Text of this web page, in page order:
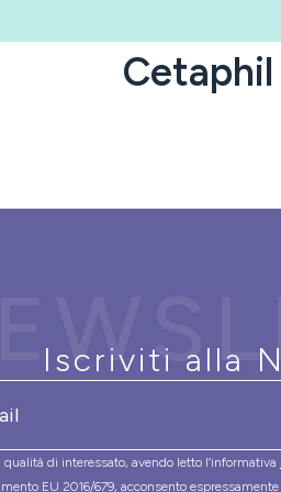
Iscriviti alla
qualità di interessato, avendo letto l’informativa
EU 2016/679, acconsento